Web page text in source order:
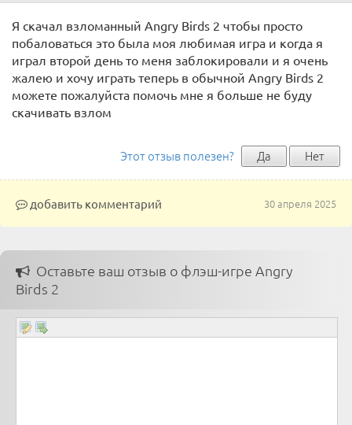
Я скачал взломанный Angry Birds 2 чтобы просто
побаловаться это была моя любимая игра и когда я
играл второй день то меня заблокировали и я очень
жалею и хочу играть теперь в обычной Angry Birds 2
можете пожалуйста помочь мне я больше не буду
скачивать взлом
Этот отзыв полезен? Да Нет
30 апреля 2025
добавить комментарий
Оставьте ваш отзыв о флэш-игре Angry
Birds 2